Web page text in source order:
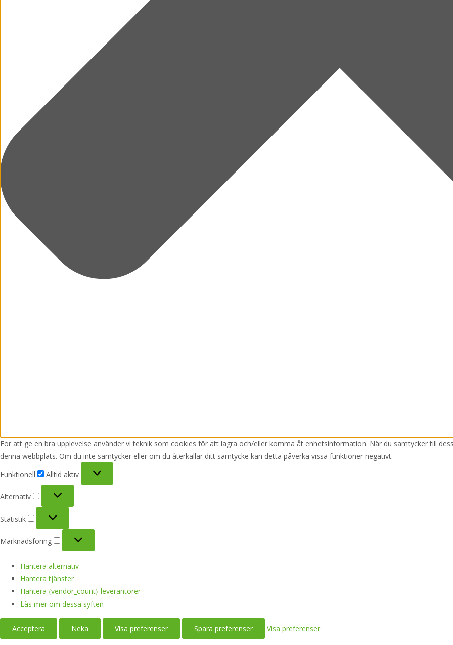
För att ge en bra upplevelse använder vi teknik som cookies för att lagra och/eller komma åt enhetsinformation. När du samtycker till
denna webbplats. Om du inte samtycker eller om du återkallar ditt samtycke kan detta påverka vissa funktioner negativt.
Funktionell
Alltid aktiv
Alternativ
Alternativ
Statistik
Statistik
Marknadsföring
Marknadsföring
Hantera alternativ
Hantera tjänster
Hantera {vendor_count}-leverantörer
Läs mer om dessa syften
Acceptera Neka Visa preferenser Spara preferenser Visa preferenser